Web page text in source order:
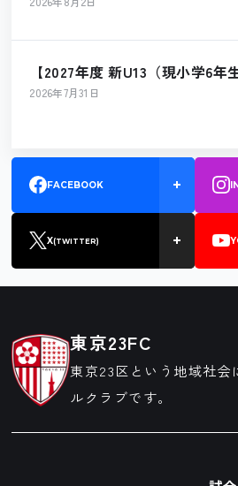
【2027年度 新U13（現小学6年
会 開催のお知らせ】
2026年7月31日
FACEBOOK
X(TWITTER)
東京23FC
東京23区という地域社会
ルクラブです。